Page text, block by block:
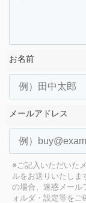
お名前
メールアドレス
※ご記入いただいた
ルをお送りいたしま
の場合、迷惑メール
ォルダ・設定等をご